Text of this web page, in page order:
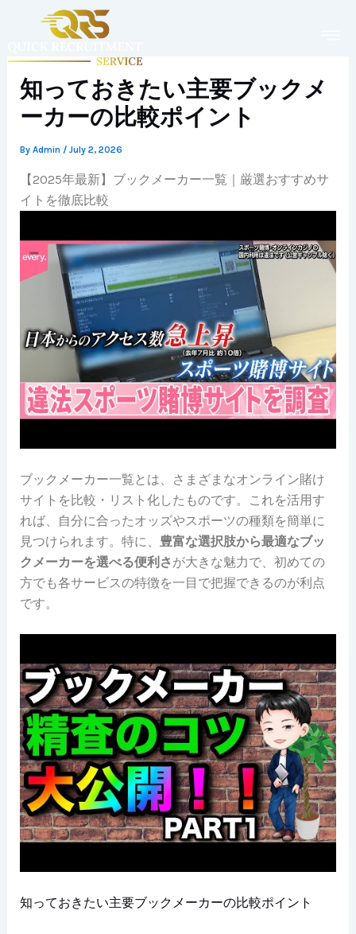
知っておきたい主要ブックメ
ーカーの比較ポイント
By Admin / July 2, 2026
【2025年最新】ブックメーカー一覧｜厳選おすすめサ
イトを徹底比較
ブックメーカー一覧とは、さまざまなオンライン賭け
サイトを比較・リスト化したものです。これを活用す
れば、自分に合ったオッズやスポーツの種類を簡単に
見つけられます。特に、 豊富な選択肢から最適なブッ
クメーカーを選べる便利さが大きな魅力で、初めての
方でも各サービスの特徴を一目で把握できるのが利点
です。
知っておきたい主要ブックメーカーの比較ポイント